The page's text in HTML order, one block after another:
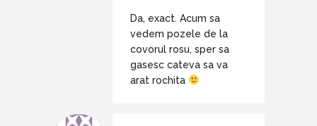
Da, exact. Acum sa
vedem pozele de la
covorul rosu, sper sa
gasesc cateva sa va
arat rochita